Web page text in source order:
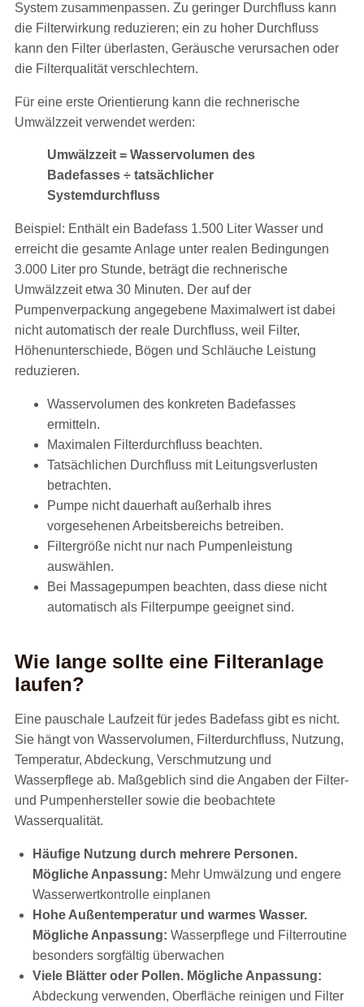
System zusammenpassen. Zu geringer Durchfluss kann
die Filterwirkung reduzieren; ein zu hoher Durchfluss
kann den Filter überlasten, Geräusche verursachen oder
die Filterqualität verschlechtern.
Für eine erste Orientierung kann die rechnerische
Umwälzzeit verwendet werden:
Umwälzzeit = Wasservolumen des
Badefasses ÷ tatsächlicher
Systemdurchfluss
Beispiel: Enthält ein Badefass 1.500 Liter Wasser und
erreicht die gesamte Anlage unter realen Bedingungen
3.000 Liter pro Stunde, beträgt die rechnerische
Umwälzzeit etwa 30 Minuten. Der auf der
Pumpenverpackung angegebene Maximalwert ist dabei
nicht automatisch der reale Durchfluss, weil Filter,
Höhenunterschiede, Bögen und Schläuche Leistung
reduzieren.
Wasservolumen des konkreten Badefasses
ermitteln.
Maximalen Filterdurchfluss beachten.
Tatsächlichen Durchfluss mit Leitungsverlusten
betrachten.
Pumpe nicht dauerhaft außerhalb ihres
vorgesehenen Arbeitsbereichs betreiben.
Filtergröße nicht nur nach Pumpenleistung
auswählen.
Bei Massagepumpen beachten, dass diese nicht
automatisch als Filterpumpe geeignet sind.
Wie lange sollte eine Filteranlage
laufen?
Eine pauschale Laufzeit für jedes Badefass gibt es nicht.
Sie hängt von Wasservolumen, Filterdurchfluss, Nutzung,
Temperatur, Abdeckung, Verschmutzung und
Wasserpflege ab. Maßgeblich sind die Angaben der Filter-
und Pumpenhersteller sowie die beobachtete
Wasserqualität.
Häufige Nutzung durch mehrere Personen.
Mögliche Anpassung: Mehr Umwälzung und engere
Wasserwertkontrolle einplanen
Hohe Außentemperatur und warmes Wasser.
Mögliche Anpassung: Wasserpflege und Filterroutine
besonders sorgfältig überwachen
Viele Blätter oder Pollen. Mögliche Anpassung:
Abdeckung verwenden, Oberfläche reinigen und Filter